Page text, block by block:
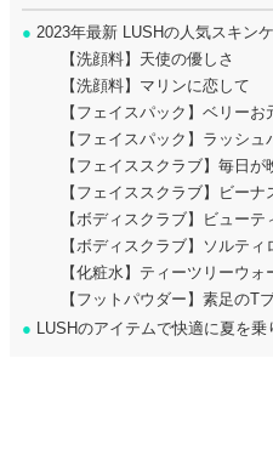
● 2023年最新 LUSHの人気スキン
【洗顔料】天使の優しさ
【洗顔料】マリンに恋して
【フェイスパック】ベリーお
【フェイスパック】ラッシ
【フェイススクラブ】毎日が
【フェイススクラブ】ビーナ
【ボディスクラブ】ビュー
【ボディスクラブ】ソルティ
【化粧水】ティーツリーウォ
【フットパウダー】素足のT
● LUSHのアイテムで快適に夏を乗